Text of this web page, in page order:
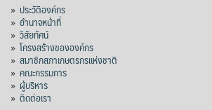
» ประวัติองค์กร
» อำนาจหน้าที่
» วิสัยทัศน์
» โครงสร้างขององค์กร
» สมาชิกสภาเกษตรกรแห่งชาติ
» คณะกรรมการ
» ผู้บริหาร
» ติดต่อเรา